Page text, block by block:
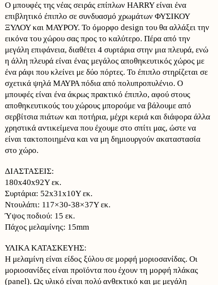
Ο μπουφές της νέας σειράς επίπλων HARRY είναι ένα
επιβλητικό έπιπλο σε συνδυασμό χρωμάτων ΦΥΣΙΚΟΥ
ΞΥΛΟΥ και ΜΑΥΡΟΥ. Το όμορφο design του θα αλλάξει την
εικόνα του χώρου σας προς το καλύτερο. Πέρα από την
μεγάλη επιφάνεια, διαθέτει 4 συρτάρια στην μια πλευρά, ενώ
η άλλη πλευρά είναι ένας μεγάλος αποθηκευτικός χώρος με
ένα ράφι που κλείνει με δύο πόρτες. Το έπιπλο στηρίζεται σε
σχετικά ψηλά ΜΑΥΡΑ πόδια από πολυπροπυλένιο. Ο
μπουφές είναι ένα άκρως πρακτικό έπιπλο, αφού στους
αποθηκευτικούς του χώρους μπορούμε να βάλουμε από
σερβίτσια πιάτων και ποτήρια, μέχρι κεριά και διάφορα άλλα
χρηστικά αντικείμενα που έχουμε στο σπίτι μας, ώστε να
είναι τακτοποιημένα και να μη δημιουργούν ακαταστασία
στο χώρο.
ΔΙΑΣΤΑΣΕΙΣ:
180x40x92Υ εκ.
Συρτάρια: 52x31x10Υ εκ.
Ντουλάπι: 117×30-38×37Υ εκ.
Ύψος πoδιού: 15 εκ.
Πάχος μελαμίνης: 15mm
ΥΛΙΚΑ ΚΑΤΑΣΚΕΥΗΣ:
Η μελαμίνη είναι είδος ξύλου σε μορφή μοριοσανίδας. Οι
μοριοσανίδες είναι προϊόντα που έχουν τη μορφή πλάκας
(panel). Ως υλικό είναι πολύ ανθεκτικό και με μεγάλη